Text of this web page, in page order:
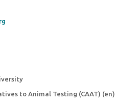
to Animal Testing (CAAT) (en)